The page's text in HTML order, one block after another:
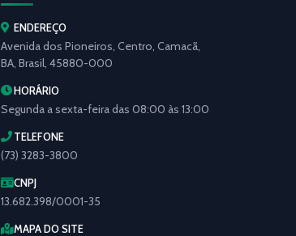
ENDEREÇO
Avenida dos Pioneiros, Centro, Camacã,
BA, Brasil, 45880-000
HORÁRIO
Segunda a sexta-feira das 08:00 às 13:00
TELEFONE
(73) 3283-3800
CNPJ
13.682.398/0001-35
MAPA DO SITE